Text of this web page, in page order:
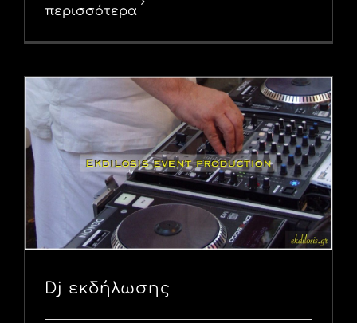
περισσότερα
Dj εκδήλωσης